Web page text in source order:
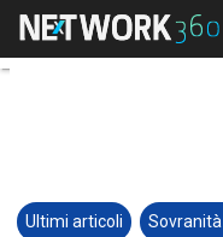
Ultimi articoli